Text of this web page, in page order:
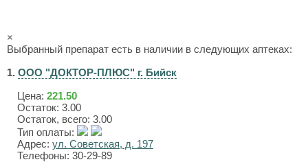
×
Выбранный препарат есть в наличии в следующих аптеках:
1. ООО "ДОКТОР-ПЛЮС" г. Бийск
Цена: 221.50
Остаток: 3.00
Остаток, всего: 3.00
Тип оплаты:
Адрес: ул. Советская, д. 197
Телефоны: 30-29-89